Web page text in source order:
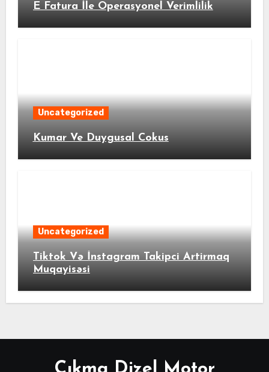
E Fatura İle Operasyonel Verimlilik
Uncategorized
Kumar Ve Duygusal Cokus
Uncategorized
Tiktok Və İnstagram Takipci Artirmaq
Muqayisəsi